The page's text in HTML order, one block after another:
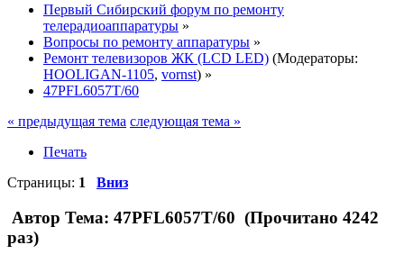
Первый Сибирский форум по ремонту
телерадиоаппаратуры »
Вопросы по ремонту аппаратуры »
Ремонт телевизоров ЖК (LCD LED) (Модераторы:
HOOLIGAN-1105, vornst) »
47PFL6057T/60
« предыдущая тема следующая тема »
Печать
Страницы: 1 Вниз
Автор Тема: 47PFL6057T/60 (Прочитано 4242
раз)